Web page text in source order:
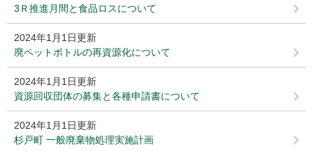
3Ｒ推進月間と食品ロスについて
2024年1月1日更新
廃ペットボトルの再資源化について
2024年1月1日更新
資源回収団体の募集と各種申請書について
2024年1月1日更新
杉戸町 一般廃棄物処理実施計画